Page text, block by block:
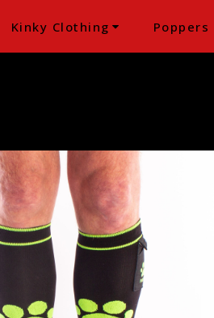
Kinky Clothing Poppers